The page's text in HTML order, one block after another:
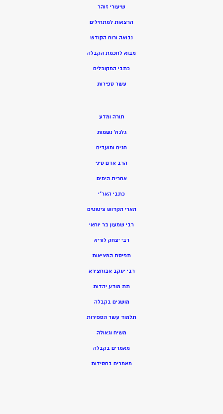
שיעורי זוהר
הרצאות למתחילים
נבואה ורוח הקודש
מבוא לחכמת הקבלה
כתבי המקובלים
עשר ספירות
תורה ומדע
גלגול נשמות
חגים ומועדים
הרב אדם סיני
אחרית הימים
כתבי האר”י
הארי הקדוש ציטוטים
רבי שמעון בר יוחאי
רבי יצחק לוריא
תפיסת המציאות
רבי יעקב אבוחצירא
תת מודע יהדות
מושגים בקבלה
תלמוד עשר הספירות
משיח וגאולה
מאמרים בקבלה
מאמרים בחסידות